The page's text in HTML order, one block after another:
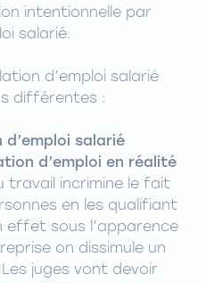
intentionnelle par
salarié.
d’emploi salarié
différentes :
salarié
d’emploi en réalité
travail incrimine le fait
en les qualifiant
effet sous l’apparence
on dissimule un
juges vont devoir